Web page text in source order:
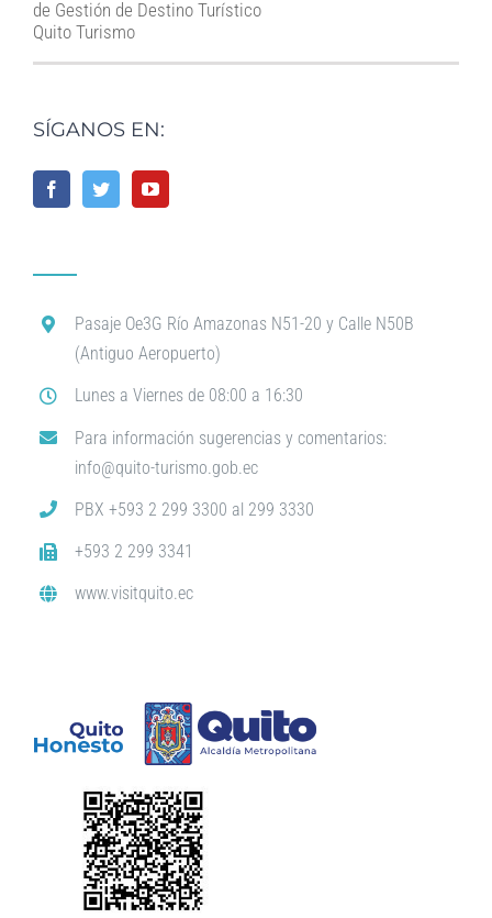
de Gestión de Destino Turístico
Quito Turismo
SÍGANOS EN:
Pasaje Oe3G Río Amazonas N51-20 y Calle N50B
(Antiguo Aeropuerto)
Lunes a Viernes de 08:00 a 16:30
Para información sugerencias y comentarios:
info@quito-turismo.gob.ec
PBX +593 2 299 3300 al 299 3330
+593 2 299 3341
www.visitquito.ec